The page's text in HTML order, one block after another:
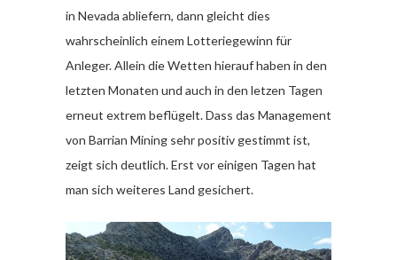
in Nevada abliefern, dann gleicht dies
wahrscheinlich einem Lotteriegewinn für
Anleger. Allein die Wetten hierauf haben in den
letzten Monaten und auch in den letzen Tagen
erneut extrem beflügelt. Dass das Management
von Barrian Mining sehr positiv gestimmt ist,
zeigt sich deutlich. Erst vor einigen Tagen hat
man sich weiteres Land gesichert.